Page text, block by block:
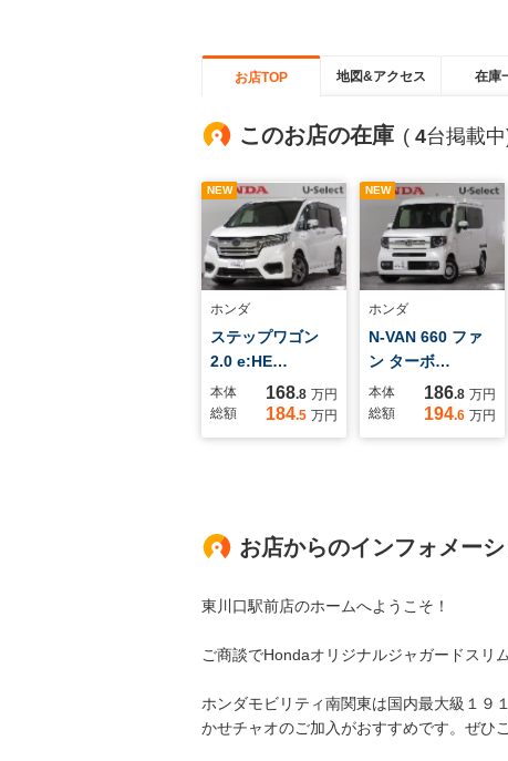
お店TOP 地図&アクセス 在庫
このお店の在庫 ( 4台掲載
NEW
ホンダ
ステップワゴン
2.0 e:HE…
本体 168.8 万円
総額
184.5 万円
NEW
ホンダ
N-VAN 660 ファ
ン ターボ…
本体 186.8 万円
総額
194.6 万円
お店からのインフォメー
東川口駅前店のホームへようこそ！
ご商談でHondaオリジナルジャガードスリ
ホンダモビリティ南関東は国内最大級１９
かせチャオのご加入がおすすめです。ぜひ